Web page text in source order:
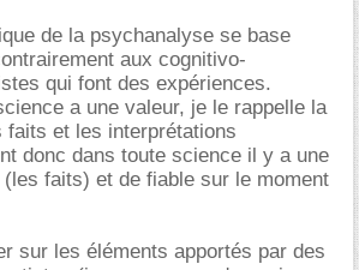
de la psychanalyse se base
aux cognitivo-
qui font des expériences.
a une valeur, je le rappelle la
et les interprétations
donc dans toute science il y a une
faits) et de fiable sur le moment
sur les éléments apportés par des